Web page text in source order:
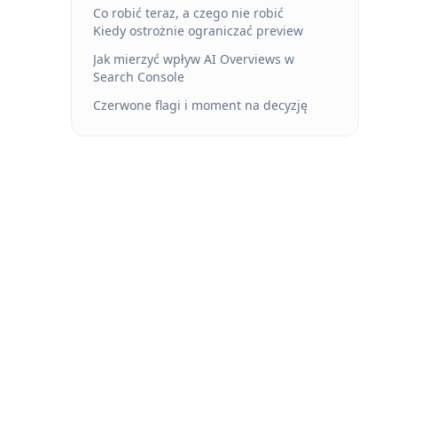
Co robić teraz, a czego nie robić
Kiedy ostrożnie ograniczać preview
Jak mierzyć wpływ AI Overviews w
Search Console
Czerwone flagi i moment na decyzję